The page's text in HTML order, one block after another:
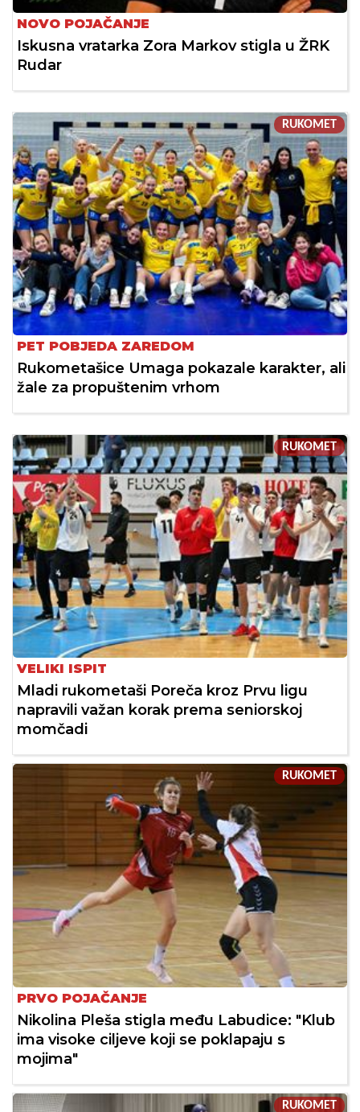
NOVO POJAČANJE
Iskusna vratarka Zora Markov stigla u ŽRK
Rudar
RUKOMET
PET POBJEDA ZAREDOM
Rukometašice Umaga pokazale karakter, ali
žale za propuštenim vrhom
RUKOMET
VELIKI ISPIT
Mladi rukometaši Poreča kroz Prvu ligu
napravili važan korak prema seniorskoj
momčadi
RUKOMET
PRVO POJAČANJE
Nikolina Pleša stigla među Labudice: "Klub
ima visoke ciljeve koji se poklapaju s
mojima"
RUKOMET